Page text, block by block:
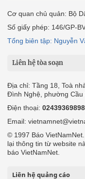
Cơ quan chủ quản: Bộ
Số giấy phép: 146/GP-
Tổng biên tập: Nguyễn
Liên hệ tòa soạn
Địa chỉ: Tầng 18, Toà
Đình Nghệ, phường Cầu
Điện thoại: 02439369898
Email:
© 1997 Báo
lại thông tin từ website
báo VietNamNet.
Liên hệ quảng cáo